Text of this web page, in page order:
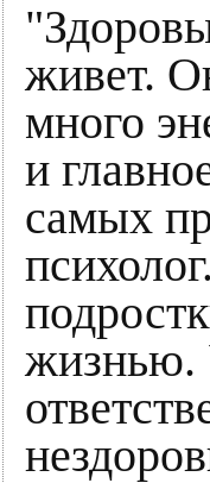
живет.
много
и
самых
жизнью.